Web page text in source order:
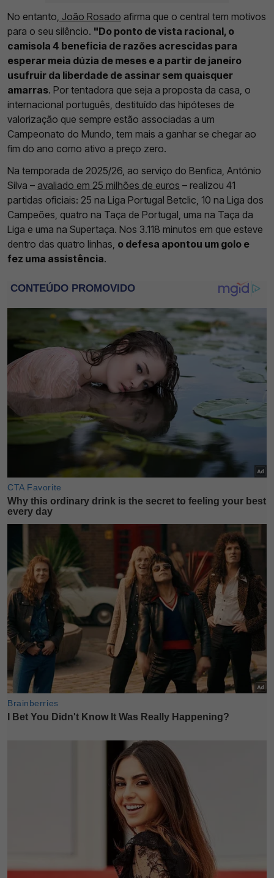
No entanto, João Rosado afirma que o central tem motivos
para o seu silêncio. "Do ponto de vista racional, o
camisola 4 beneficia de razões acrescidas para
esperar meia dúzia de meses e a partir de janeiro
usufruir da liberdade de assinar sem quaisquer
amarras. Por tentadora que seja a proposta da casa, o
internacional português, destituído das hipóteses de
valorização que sempre estão associadas a um
Campeonato do Mundo, tem mais a ganhar se chegar ao
fim do ano como ativo a preço zero.
Na temporada de 2025/26, ao serviço do Benfica, António
Silva – avaliado em 25 milhões de euros – realizou 41
partidas oficiais: 25 na Liga Portugal Betclic, 10 na Liga dos
Campeões, quatro na Taça de Portugal, uma na Taça da
Liga e uma na Supertaça. Nos 3.118 minutos em que esteve
dentro das quatro linhas, o defesa apontou um golo e
fez uma assistência.